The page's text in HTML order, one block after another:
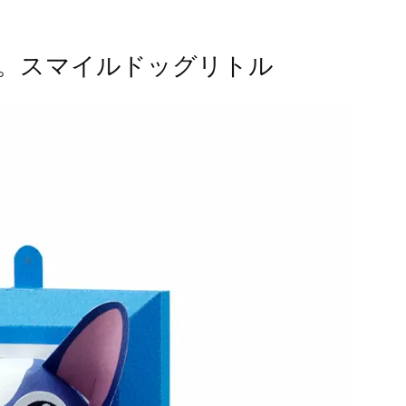
スマイルドッグリトル